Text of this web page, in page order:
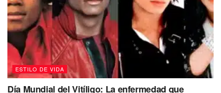
ESTILO DE VIDA
Día Mundial del Vitíligo: La enfermedad que